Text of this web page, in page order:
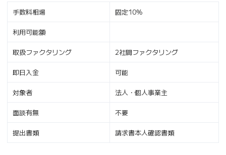
手数料相場 固定10%
利用可能額
取扱ファクタリング 2社間ファクタリング
即日入金 可能
対象者 法人・個人事業主
面談有無 不要
提出書類 請求書本人確認書類